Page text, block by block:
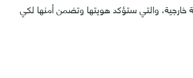
والتي ستؤكد هويتها وتضمن أمنها لكي